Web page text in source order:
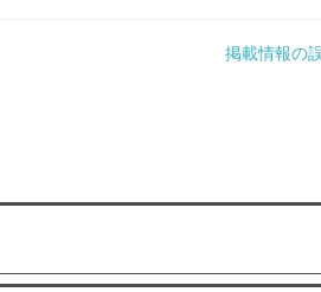
掲載情報の